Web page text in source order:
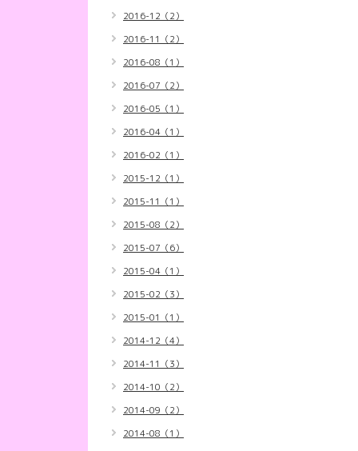
2016-12（2）
2016-11（2）
2016-08（1）
2016-07（2）
2016-05（1）
2016-04（1）
2016-02（1）
2015-12（1）
2015-11（1）
2015-08（2）
2015-07（6）
2015-04（1）
2015-02（3）
2015-01（1）
2014-12（4）
2014-11（3）
2014-10（2）
2014-09（2）
2014-08（1）